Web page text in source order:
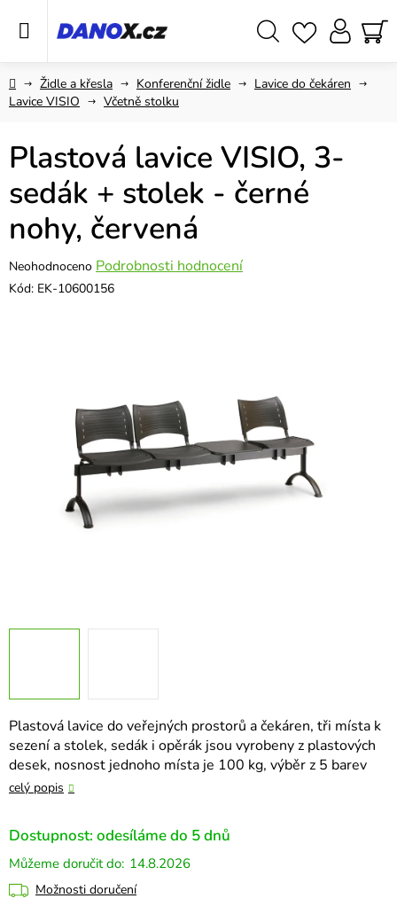
DomůŽidle a křesla Konferenční židle
Lavice do čekáren
Lavice VISIO
Včetně stolku
Plastová lavice do veřejných prostorů a čekáren, tři místa k
sezení a stolek, sedák i opěrák jsou vyrobeny z plastových
desek, nosnost jednoho místa je 100 kg, výběr z 5 barev
celý popis
Dostupnost: odesíláme do 5 dnů
14.8.2026
Možnosti doručení
Plastová lavice VISIO, 3-
sedák + stolek - černé
nohy, červená
Průměrné
hodnocení
Neohodnoceno Podrobnosti hodnocení
Kód: EK-10600156